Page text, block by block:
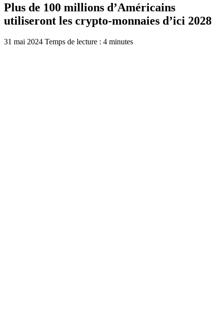
Plus de 100 millions d’Américains
utiliseront les crypto-monnaies d’ici 2028
31 mai 2024 Temps de lecture : 4 minutes